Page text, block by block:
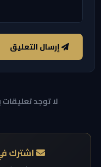
إرسال التعليق
لا توجد
اشترك